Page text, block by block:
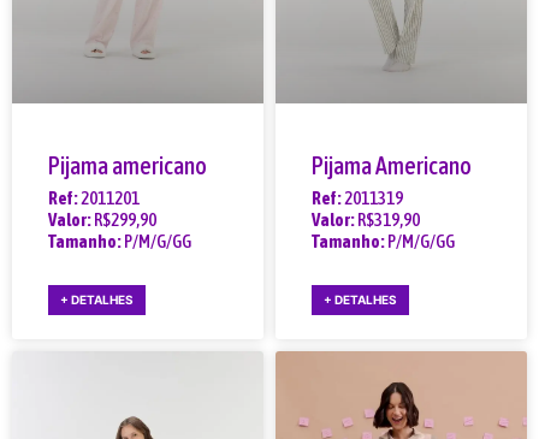
Pijama americano
Ref:2011201
Valor:R$299,90
Tamanho:P/M/G/GG
+ DETALHES
Pijama Americano
Ref:2011319
Valor:R$319,90
Tamanho:P/M/G/GG
+ DETALHES